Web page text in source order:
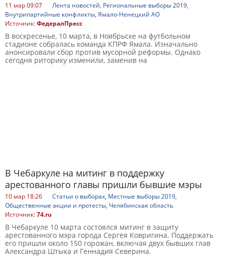
11 мар 09:07 Лента новостей, Региональные выборы 2019,
Внутрипартийные конфликты, Ямало-Ненецкий АО
Источник:ФедералПресс
В воскресенье, 10 марта, в Ноябрьске на футбольном
стадионе собралась команда КПРФ Ямала. Изначально
анонсировали сбор против мусорной реформы. Однако
сегодня риторику изменили, заменив на
В Чебаркуле на митинг в поддержку
арестованного главы пришли бывшие мэры
10 мар 18:26 Статьи о выборах, Местные выборы 2019,
Общественные акции и протесты, Челябинская область
Источник:74.ru
В Чебаркуле 10 марта состоялся митинг в защиту
арестованного мэра города Сергея Ковригина. Поддержать
его пришли около 150 горожан, включая двух бывших глав
Александра Штыка и Геннадия Северина.